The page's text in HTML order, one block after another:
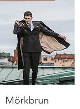
Mörkbrun